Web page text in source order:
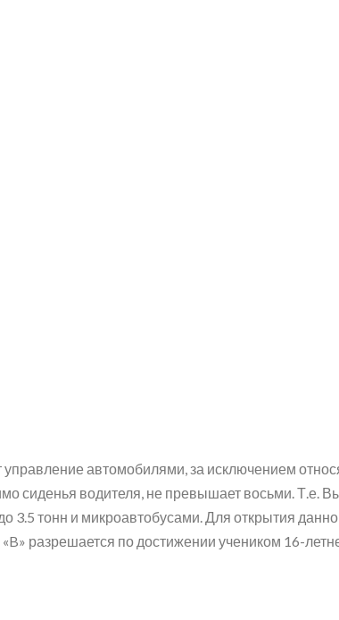
управление автомобилями, за исключением
сиденья водителя, не превышает восьми. Т.е.
3.5 тонн и микроавтобусами. Для открытия
разрешается по достижении учеником 16-